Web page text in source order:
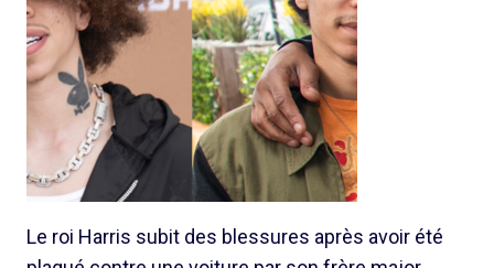
Le roi Harris subit des blessures après avoir été